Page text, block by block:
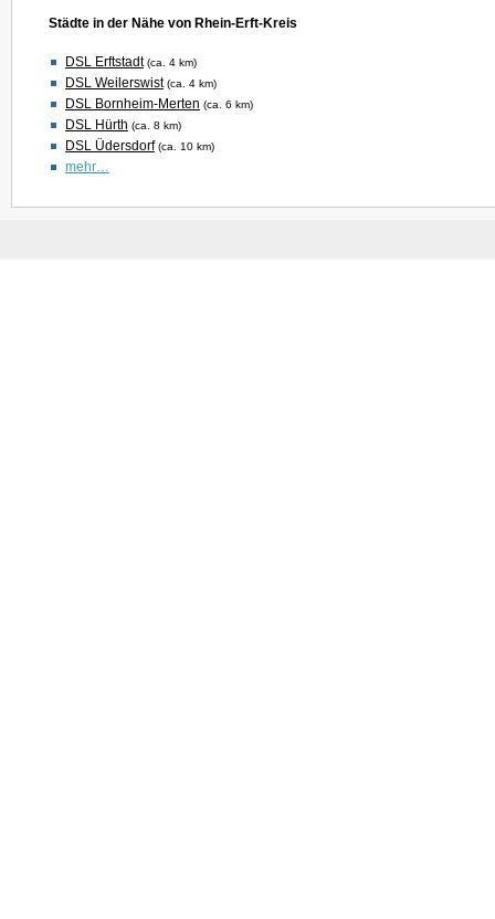
Städte in der Nähe von Rhein-Erft-Kreis
DSL Erftstadt (ca. 4 km)
DSL Weilerswist (ca. 4 km)
DSL Bornheim-Merten (ca. 6 km)
DSL Hürth (ca. 8 km)
DSL Üdersdorf (ca. 10 km)
mehr…